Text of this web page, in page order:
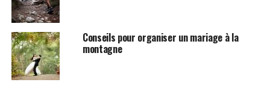
Selon le nombre de participants, vous pouvez choisir
Conseils pour organiser un mariage à la
montagne